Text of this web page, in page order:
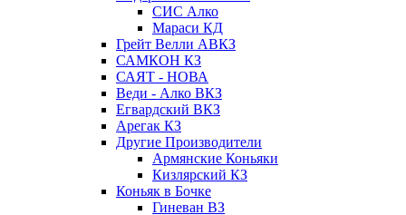
СИС Алко
Мараси КД
Грейт Велли АВКЗ
САМКОН КЗ
САЯТ - НОВА
Веди - Алко ВКЗ
Егвардский ВКЗ
Арегак КЗ
Другие Производители
Армянские Коньяки
Кизлярский КЗ
Коньяк в Бочке
Гиневан ВЗ